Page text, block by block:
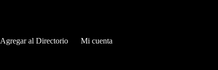
Agregar al Directorio Mi cuenta